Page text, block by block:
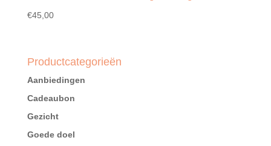
€45,00
Productcategorieën
Aanbiedingen
Cadeaubon
Gezicht
Goede doel